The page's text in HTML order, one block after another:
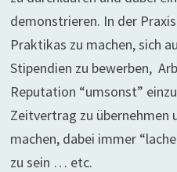
demonstrieren. In der
Praktikas zu machen, sich
Stipendien zu bewerben,
Reputation “umsonst”
Zeitvertrag zu übernehmen
machen, dabei immer
zu sein … etc.